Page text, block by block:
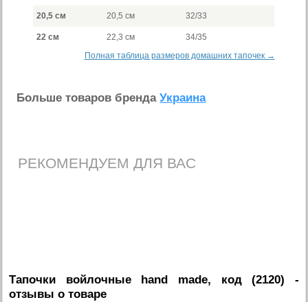
20,5 см 20,5 см 32/33
22 см 22,3 см
34/35
Полная таблица размеров домашних тапочек →
Больше товаров брендаУкраина
РЕКОМЕНДУЕМ ДЛЯ ВАС
Тапочки войлочные hand made, код (2120) -
отзывы о товаре